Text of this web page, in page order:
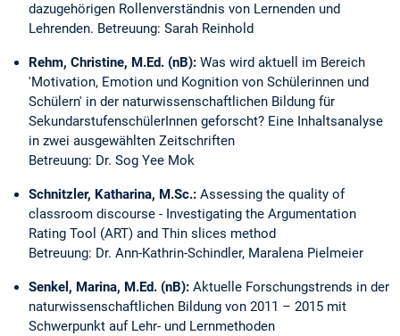
dazugehörigen Rollenverständnis von Lernenden und
Lehrenden. Betreuung: Sarah Reinhold
Rehm, Christine, M.Ed. (nB): Was wird aktuell im Bereich
'Motivation, Emotion und Kognition von Schülerinnen und
Schülern' in der naturwissenschaftlichen Bildung für
SekundarstufenschülerInnen geforscht? Eine Inhaltsanalyse
in zwei ausgewählten Zeitschriften
Betreuung: Dr. Sog Yee Mok
Schnitzler, Katharina, M.Sc.: Assessing the quality of
classroom discourse - Investigating the Argumentation
Rating Tool (ART) and Thin slices method
Betreuung: Dr. Ann-Kathrin-Schindler, Maralena Pielmeier
Senkel, Marina, M.Ed. (nB): Aktuelle Forschungstrends in der
naturwissenschaftlichen Bildung von 2011 – 2015 mit
Schwerpunkt auf Lehr- und Lernmethoden